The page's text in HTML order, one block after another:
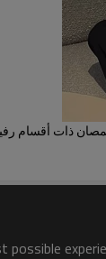
ذات أقسام